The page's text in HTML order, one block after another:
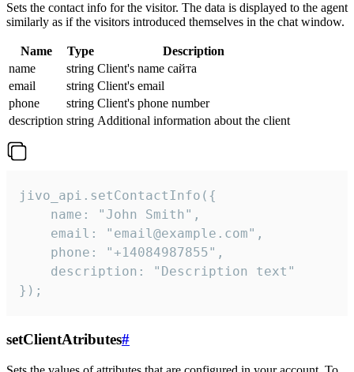
Sets the contact info for the visitor. The data is displayed to the agent
similarly as if the visitors introduced themselves in the chat window.
Name Type
Description
name
string Client's name сайта
email
string Client's email
phone
string Client's phone number
description string Additional information about the client
jivo_api.setContactInfo({
    name: "John Smith",
    email: "email@example.com",
    phone: "+14084987855",
    description: "Description text"
});
setClientAtributes#